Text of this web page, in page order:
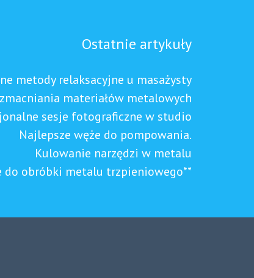
Ostatnie artykuły
metody relaksacyjne u masażysty
materiałów metalowych
sesje fotograficzne w studio
Najlepsze węże do pompowania.
Kulowanie narzędzi w metalu
do obróbki metalu trzpieniowego**